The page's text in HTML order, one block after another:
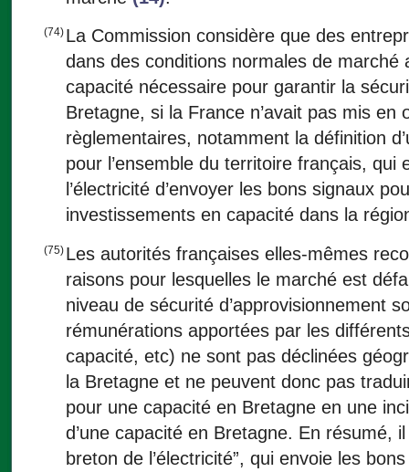
(74) La Commission considère que des
dans des conditions normales de marché
capacité nécessaire pour garantir la
Bretagne, si la France n’avait pas mis
règlementaires, notamment la définition
pour l’ensemble du territoire français, qui
l’électricité d’envoyer les bons signaux
investissements en capacité dans la
(75) Les autorités françaises elles-mêmes
raisons pour lesquelles le marché est
niveau de sécurité d’approvisionnement
rémunérations apportées par les
capacité, etc) ne sont pas déclinées
la Bretagne et ne peuvent donc pas
pour une capacité en Bretagne en une
d’une capacité en Bretagne. En résumé,
breton de l’électricité”, qui envoie les